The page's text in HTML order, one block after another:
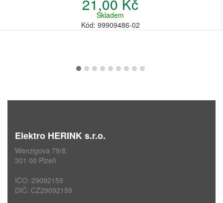
21,00 Kč
Skladem
Kód: 99909486-02
Elektro HERINK s.r.o.
Wenzigova 79/8,
301 00 Plzeň
IČO: 29092159
DIČ: CZ29092159